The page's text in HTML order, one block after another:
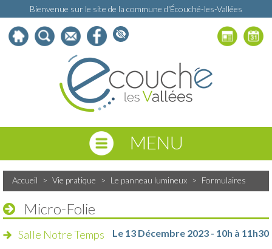
Bienvenue sur le site de la commune d'Écouché-les-Vallées
MENU
Accueil > Vie pratique > Le panneau lumineux > Formulaires
Micro-Folie
Salle Notre Temps
Le 13 Décembre 2023 - 10h à 11h30